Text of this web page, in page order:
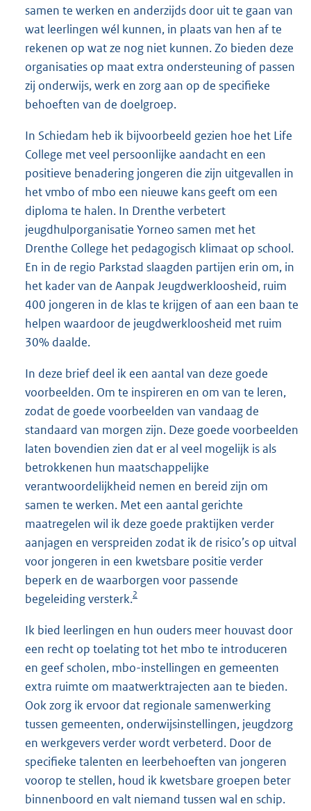
samen te werken en anderzijds door uit te gaan van
wat leerlingen wél kunnen, in plaats van hen af te
rekenen op wat ze nog niet kunnen. Zo bieden deze
organisaties op maat extra ondersteuning of passen
zij onderwijs, werk en zorg aan op de specifieke
behoeften van de doelgroep.
In Schiedam heb ik bijvoorbeeld gezien hoe het Life
College met veel persoonlijke aandacht en een
positieve benadering jongeren die zijn uitgevallen in
het vmbo of mbo een nieuwe kans geeft om een
diploma te halen. In Drenthe verbetert
jeugdhulporganisatie Yorneo samen met het
Drenthe College het pedagogisch klimaat op school.
En in de regio Parkstad slaagden partijen erin om, in
het kader van de Aanpak Jeugdwerkloosheid, ruim
400 jongeren in de klas te krijgen of aan een baan te
helpen waardoor de jeugdwerkloosheid met ruim
30% daalde.
In deze brief deel ik een aantal van deze goede
voorbeelden. Om te inspireren en om van te leren,
zodat de goede voorbeelden van vandaag de
standaard van morgen zijn. Deze goede voorbeelden
laten bovendien zien dat er al veel mogelijk is als
betrokkenen hun maatschappelijke
verantwoordelijkheid nemen en bereid zijn om
samen te werken. Met een aantal gerichte
maatregelen wil ik deze goede praktijken verder
aanjagen en verspreiden zodat ik de risico’s op uitval
voor jongeren in een kwetsbare positie verder
beperk en de waarborgen voor passende
begeleiding versterk.2
Ik bied leerlingen en hun ouders meer houvast door
een recht op toelating tot het mbo te introduceren
en geef scholen, mbo-instellingen en gemeenten
extra ruimte om maatwerktrajecten aan te bieden.
Ook zorg ik ervoor dat regionale samenwerking
tussen gemeenten, onderwijsinstellingen, jeugdzorg
en werkgevers verder wordt verbeterd. Door de
specifieke talenten en leerbehoeften van jongeren
voorop te stellen, houd ik kwetsbare groepen beter
binnenboord en valt niemand tussen wal en schip.